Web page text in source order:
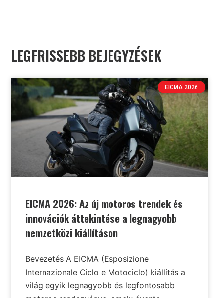
LEGFRISSEBB BEJEGYZÉSEK
EICMA 2026
EICMA 2026: Az új motoros trendek és
innovációk áttekintése a legnagyobb
nemzetközi kiállításon
Bevezetés A EICMA (Esposizione
Internazionale Ciclo e Motociclo) kiállítás a
világ egyik legnagyobb és legfontosabb